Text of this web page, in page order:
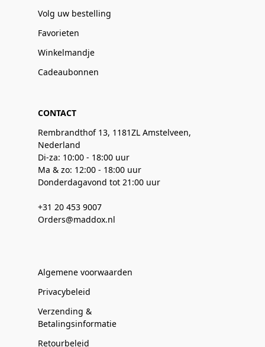
Volg uw bestelling
Favorieten
Winkelmandje
Cadeaubonnen
CONTACT
Rembrandthof 13, 1181ZL Amstelveen,
Nederland
Di-za: 10:00 - 18:00 uur
Ma & zo: 12:00 - 18:00 uur
Donderdagavond tot 21:00 uur
+31 20 453 9007
Orders@maddox.nl
Algemene voorwaarden
Privacybeleid
Verzending &
Betalingsinformatie
Retourbeleid